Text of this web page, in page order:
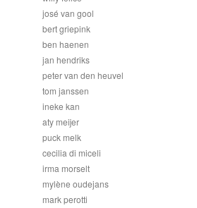
josé van gool
bert griepink
ben haenen
jan hendriks
peter van den heuvel
tom janssen
ineke kan
aty meijer
puck melk
cecilia di miceli
irma morselt
mylène oudejans
mark perotti